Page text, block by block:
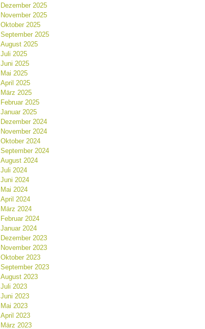
Dezember 2025
November 2025
Oktober 2025
September 2025
August 2025
Juli 2025
Juni 2025
Mai 2025
April 2025
März 2025
Februar 2025
Januar 2025
Dezember 2024
November 2024
Oktober 2024
September 2024
August 2024
Juli 2024
Juni 2024
Mai 2024
April 2024
März 2024
Februar 2024
Januar 2024
Dezember 2023
November 2023
Oktober 2023
September 2023
August 2023
Juli 2023
Juni 2023
Mai 2023
April 2023
März 2023